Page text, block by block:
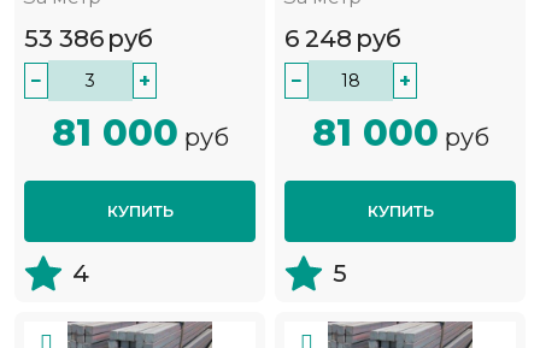
53 386 руб
− +
81 000 руб
КУПИТЬ
4
6 248 руб
− +
81 000 руб
КУПИТЬ
5